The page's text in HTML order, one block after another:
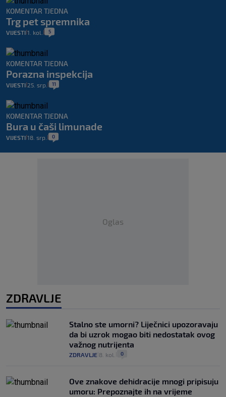
KOMENTAR TJEDNA
Trg pet spremnika
VIJESTI 1. kol. 5
KOMENTAR TJEDNA
Porazna inspekcija
VIJESTI 25. srp. 11
KOMENTAR TJEDNA
Bura u čaši limunade
VIJESTI 18. srp. 0
Oglas
ZDRAVLJE
Stalno ste umorni? Liječnici upozoravaju
da bi uzrok mogao biti nedostatak ovog
važnog nutrijenta
ZDRAVLJE 8. kol. 0
Ove znakove dehidracije mnogi pripisuju
umoru: Prepoznajte ih na vrijeme